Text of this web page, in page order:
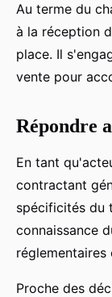
Au terme du
à la réception
place. Il
vente pour
Répondre
En tant
contractant
spécificités du
connaissance
réglementaires
Proche des